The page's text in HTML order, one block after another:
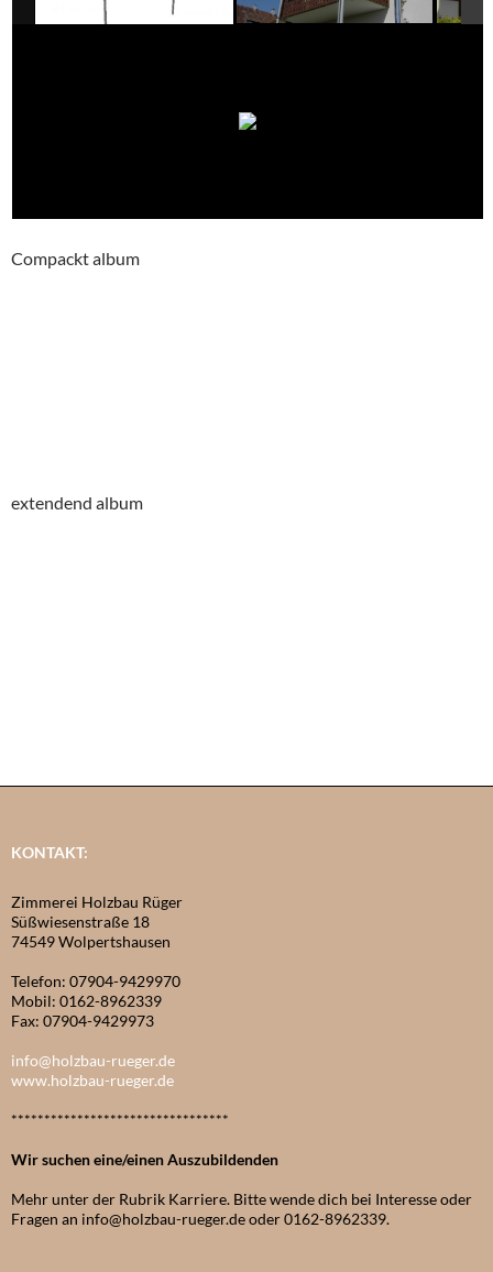
Compackt album
extendend album
KONTAKT:
Zimmerei Holzbau Rüger
Süßwiesenstraße 18
74549 Wolpertshausen
Telefon: 07904-9429970
Mobil: 0162-8962339
Fax: 07904-9429973
info@holzbau-rueger.de
www.holzbau-rueger.de
*********************************
Wir suchen eine/einen Auszubildenden
Mehr unter der Rubrik Karriere. Bitte wende dich bei Interesse oder
Fragen an info@holzbau-rueger.de oder 0162-8962339.